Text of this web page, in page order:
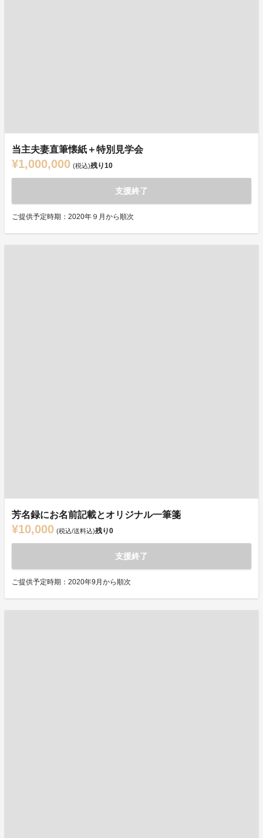
当主夫妻直筆懐紙＋特別見学会
¥1,000,000 (税込)残り10
支援終了
ご提供予定時期：2020年９月から順次
芳名録にお名前記載とオリジナル一筆箋
¥10,000 (税込/送料込)残り0
支援終了
ご提供予定時期：2020年9月から順次